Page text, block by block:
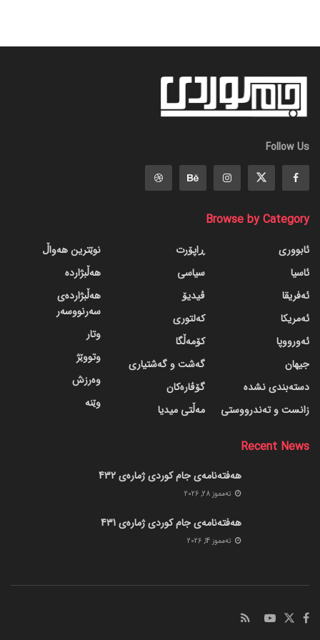
Follow Us
Browse by Category
ئابووری
ئاسیا
ئەفریقا
ئەمریکا
ئەورووپا
جیهان
دسته‌بندی نشده
زانست و تەندرووستی
ڕاپۆرت
سیاسی
ڤیدیۆ
کەلتوری
کۆمەڵگا
گه‌شت و گه‌شتیاری
گۆڤاره‌کان
مەڵتی میدیا
نوێترین هەواڵ
هەڵبژاردە
هەڵبژاردەی
سەرنووسەر
وتار
وتووێژ
وەرزش
وێنە
Recent News
هەفتەنامەی جام کوردی ژمارەی 432
ته‌مموز 28, 2026
هەفتەنامەی جام کوردی ژمارەی 431
ته‌مموز 14, 2026